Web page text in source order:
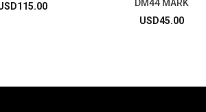
115.00
DM44 MARK
USD45.00